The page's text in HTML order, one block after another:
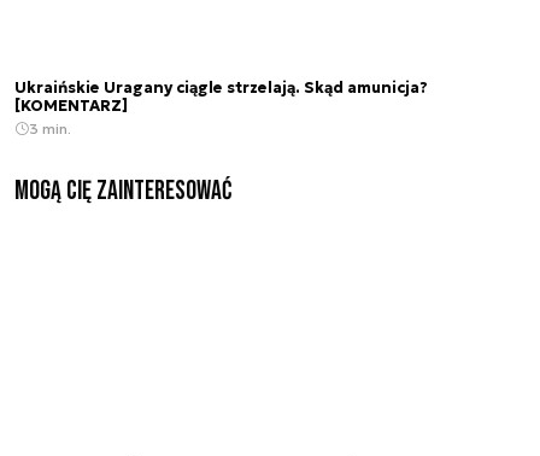
Ukraińskie Uragany ciągle strzelają. Skąd amunicja?
[KOMENTARZ]
3 min.
Mogą Cię zainteresować